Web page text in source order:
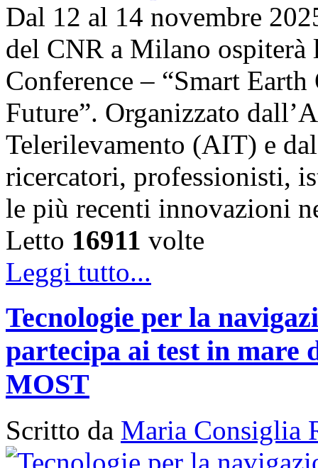
Dal 12 al 14 novembre
del CNR a Milano
Conference – “Smart
Future”. Organizzato
Telerilevamento (AIT) e
ricercatori, professionisti,
le più recenti innovazioni
Letto 16911 volte
Leggi tutto...
Tecnologie per la
partecipa ai test in mare
MOST
Scritto da Maria Consiglia